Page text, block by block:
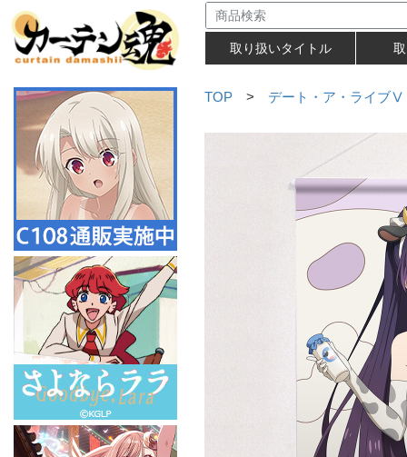
取り扱いタイトル
TOP > デート・ア・ライブⅤ